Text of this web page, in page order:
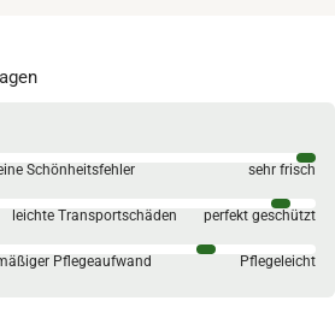
Schönheitsfehler sehr frisch
leichte Transportschäden perfekt geschützt
Pflegeaufwand Pflegeleicht